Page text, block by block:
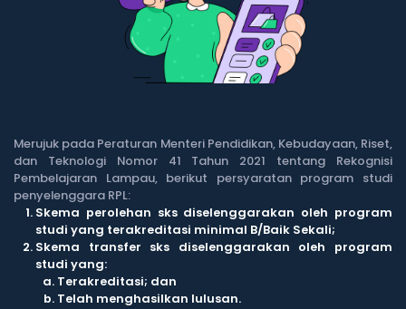
Merujuk pada Peraturan Menteri Pendidikan, Kebudayaan, Riset,
dan Teknologi Nomor 41 Tahun 2021 tentang Rekognisi
Pembelajaran Lampau, berikut persyaratan program studi
penyelenggara RPL:
Skema perolehan sks diselenggarakan oleh program
studi yang terakreditasi minimal B/Baik Sekali;
Skema transfer sks diselenggarakan oleh program
studi yang:
Terakreditasi; dan
Telah menghasilkan lulusan.